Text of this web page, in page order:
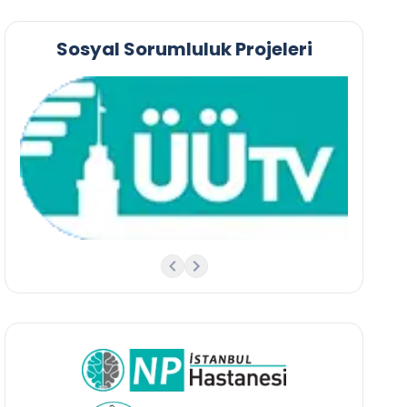
Sosyal Sorumluluk Projeleri